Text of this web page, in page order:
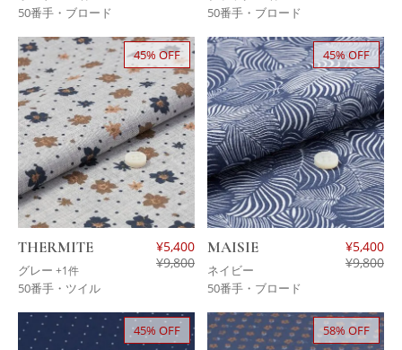
50番手・ブロード 50番手・ブロード
45% OFF
THERMITE
グレー +1件
¥5,400
¥9,800
50番手・ツイル
45% OFF
MAISIE
ネイビー
¥5,400
¥9,800
50番手・ブロード
45% OFF 58% OFF